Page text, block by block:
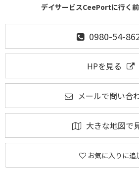
デイサービスCeePortに行く前
0980-54-
HPを見る
メールで問い合
大きな地図で
お気に入りに追